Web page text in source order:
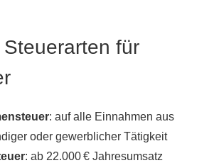
für
: auf alle Einnahmen aus
oder gewerblicher Tätigkeit
: ab 22.000 € Jahresumsatz